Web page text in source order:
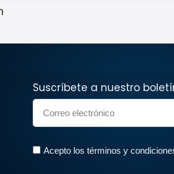
Suscríbete a nuestro
Acepto los términos y